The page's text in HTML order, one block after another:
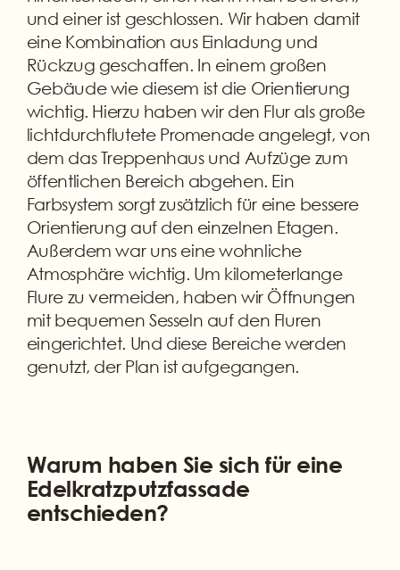
und einer ist geschlossen. Wir haben damit
eine Kombination aus Einladung und
Rückzug geschaffen. In einem großen
Gebäude wie diesem ist die Orientierung
wichtig. Hierzu haben wir den Flur als große
lichtdurchflutete Promenade angelegt, von
dem das Treppenhaus und Aufzüge zum
öffentlichen Bereich abgehen. Ein
Farbsystem sorgt zusätzlich für eine bessere
Orientierung auf den einzelnen Etagen.
Außerdem war uns eine wohnliche
Atmosphäre wichtig. Um kilometerlange
Flure zu vermeiden, haben wir Öffnungen
mit bequemen Sesseln auf den Fluren
eingerichtet. Und diese Bereiche werden
genutzt, der Plan ist aufgegangen.
Warum haben Sie sich für eine
Edelkratzputzfassade
entschieden?